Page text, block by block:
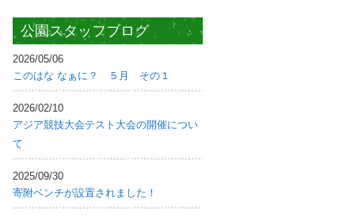
公園スタッフブログ
2026/05/06
このはな なぁに？ ５月 その１
2026/02/10
アジア競技大会テスト大会の開催につい
て
2025/09/30
寄附ベンチが設置されました！